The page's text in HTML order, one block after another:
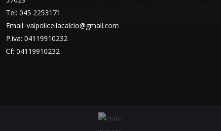
Tel: 045 2253171
Email: valpolicellacalcio@gmail.com
P.iva: 04119910232
Cf: 04119910232